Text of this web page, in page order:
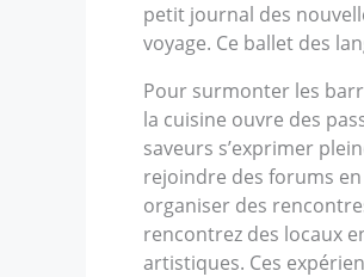
petit journal des
voyage. Ce ballet des
Pour surmonter les
la cuisine ouvre des
saveurs s’exprimer
rejoindre des forums
organiser des
rencontrez des locaux
artistiques. Ces